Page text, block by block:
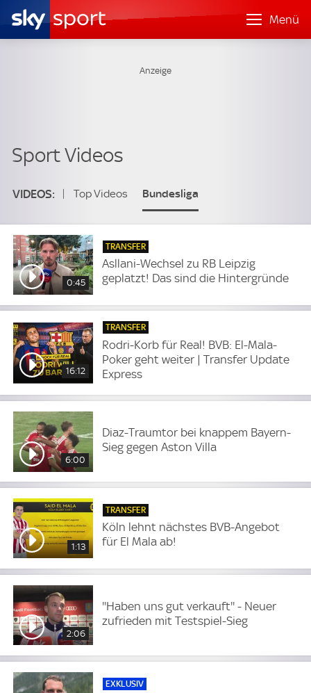
Menü
VIDEOS: Top Videos Bundesliga
UEFA Champions League
Premier League DFB-Pokal
Frauen DFB-Pokal
0:45
TRANSFER
Asllani-Wechsel zu RB Leipzig
geplatzt! Das sind die Hintergründe
16:12
TRANSFER
Rodri-Korb für Real! BVB: El-Mala-
Poker geht weiter | Transfer Update
Express
6:00
Diaz-Traumtor bei knappem Bayern-
Sieg gegen Aston Villa
1:13
TRANSFER
Köln lehnt nächstes BVB-Angebot
für El Mala ab!
2:06
''Haben uns gut verkauft'' - Neuer
zufrieden mit Testspiel-Sieg
EXKLUSIV